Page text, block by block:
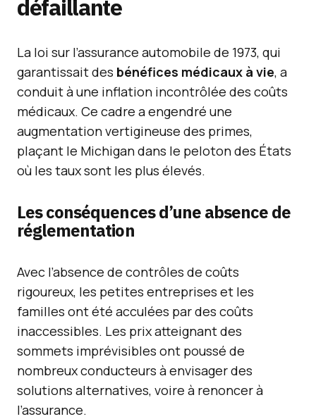
défaillante
La loi sur l’assurance automobile de 1973, qui
garantissait des bénéfices médicaux à vie, a
conduit à une inflation incontrôlée des coûts
médicaux. Ce cadre a engendré une
augmentation vertigineuse des primes,
plaçant le Michigan dans le peloton des États
où les taux sont les plus élevés.
Les conséquences d’une absence de
réglementation
Avec l’absence de contrôles de coûts
rigoureux, les petites entreprises et les
familles ont été acculées par des coûts
inaccessibles. Les prix atteignant des
sommets imprévisibles ont poussé de
nombreux conducteurs à envisager des
solutions alternatives, voire à renoncer à
l’assurance.